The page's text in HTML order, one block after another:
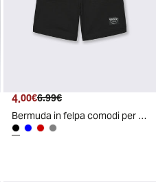
Prezzo attuale
4.00€ Prezzo originale
6.99€
Bermuda in felpa comodi per il tempo libero - Nero